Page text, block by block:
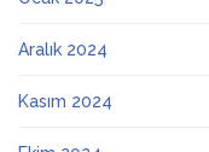
Aralık 2024
Kasım 2024